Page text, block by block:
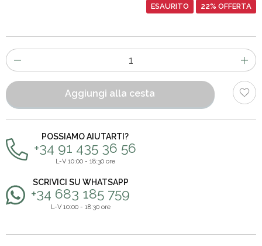
ESAURITO 22% OFFERTA
Numero
di
articoli
Aggiungi alla cesta
POSSIAMO AIUTARTI?
+34 91 435 36 56
L-V 10:00 - 18:30 ore
SCRIVICI SU WHATSAPP
+34 683 185 759
L-V 10:00 - 18:30 ore